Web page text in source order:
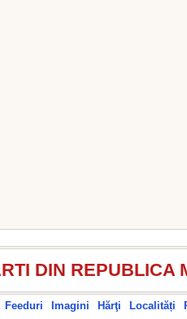
DIN REPUBLICA
Feeduri Imagini Hărţi Localități